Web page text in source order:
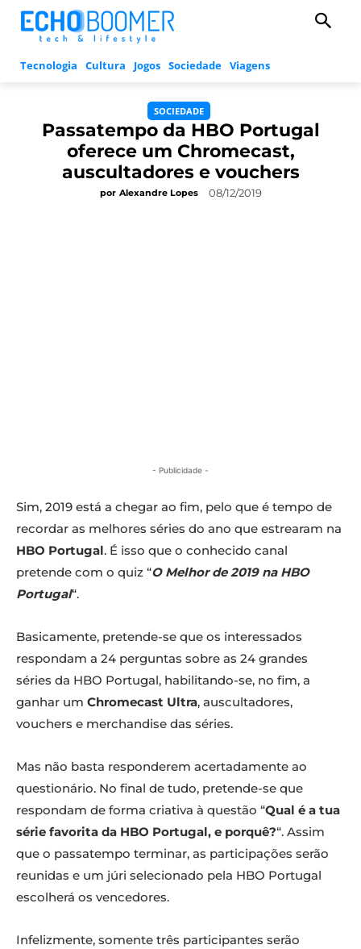
Tecnologia Cultura Jogos Sociedade Viagens
SOCIEDADE
Passatempo da HBO Portugal
oferece um Chromecast,
auscultadores e vouchers
por Alexandre Lopes 08/12/2019
- Publicidade -
Sim, 2019 está a chegar ao fim, pelo que é tempo de
recordar as melhores séries do ano que estrearam na
HBO Portugal. É isso que o conhecido canal
pretende com o quiz “O Melhor de 2019 na HBO
Portugal“.
Basicamente, pretende-se que os interessados
respondam a 24 perguntas sobre as 24 grandes
séries da HBO Portugal, habilitando-se, no fim, a
ganhar um Chromecast Ultra, auscultadores,
vouchers e merchandise das séries.
Mas não basta responderem acertadamente ao
questionário. No final de tudo, pretende-se que
respondam de forma criativa à questão “Qual é a tua
série favorita da HBO Portugal, e porquê?“. Assim
que o passatempo terminar, as participações serão
reunidas e um júri selecionado pela HBO Portugal
escolherá os vencedores.
Infelizmente, somente três participantes serão